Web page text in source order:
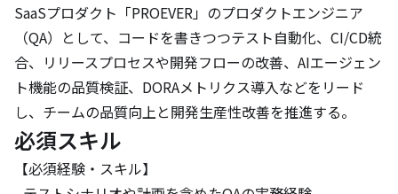
SaaSプロダクト「PROEVER」のプロダクトエンジニア
（QA）として、コードを書きつつテスト自動化、CI/CD統
合、リリースプロセスや開発フローの改善、AIエージェン
ト機能の品質検証、DORAメトリクス導入などをリード
し、チームの品質向上と開発生産性改善を推進する。
必須スキル
【必須経験・スキル】